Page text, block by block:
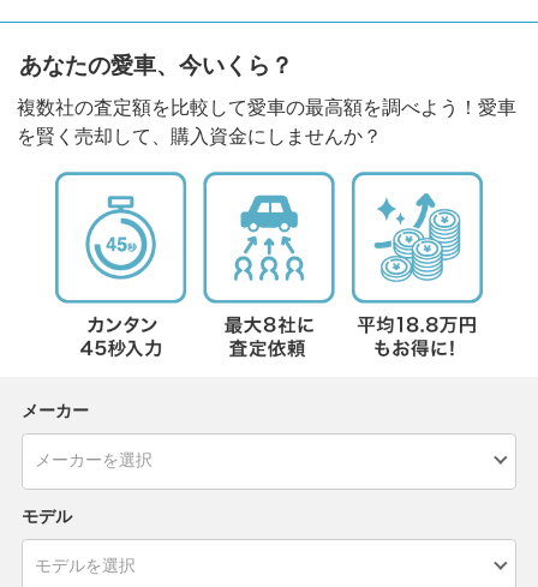
あなたの愛車、今いくら？
複数社の査定額を比較して愛車の最高額を調べよう！愛車
を賢く売却して、購入資金にしませんか？
メーカー
モデル